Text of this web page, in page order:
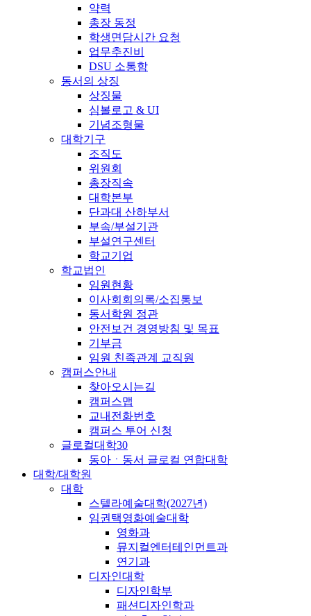
약력
총장 동정
학생면담시간 요청
업무추진비
DSU 소통함
동서의 상징
상징물
심볼로고 & UI
기념조형물
대학기구
조직도
위원회
총장직속
대학본부
단과대 산하부서
부속/부설기관
부설연구센터
학교기업
학교법인
임원현황
이사회회의록/소집통보
동서학원 정관
안전보건 경영방침 및 목표
기부금
임원 친족관계 교직원
캠퍼스안내
찾아오시는길
캠퍼스맵
교내전화번호
캠퍼스 투어 신청
글로컬대학30
동아ㆍ동서 글로컬 연합대학
대학/대학원
대학
스텔라예술대학(2027년)
임권택영화예술대학
영화과
뮤지컬엔터테인먼트과
연기과
디자인대학
디자인학부
패션디자인학과